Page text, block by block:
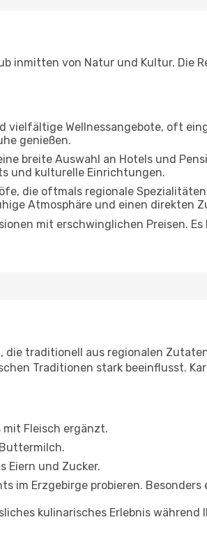
inmitten von Natur und Kultur. Die
vielfältige Wellnessangebote, oft
genießen.
breite Auswahl an Hotels und
und kulturelle Einrichtungen.
die oftmals regionale
Atmosphäre und einen direkten
mit erschwinglichen Preisen.
traditionell aus regionalen
Traditionen stark beeinflusst.
Fleisch ergänzt.
Eiern und Zucker.
im Erzgebirge probieren.
kulinarisches Erlebnis während